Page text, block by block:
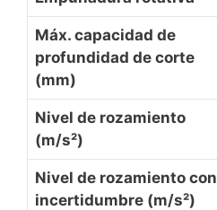
Máx. capacidad de
profundidad de corte
(mm)
Nivel de rozamiento
(m/s²)
Nivel de rozamiento con
incertidumbre (m/s²)